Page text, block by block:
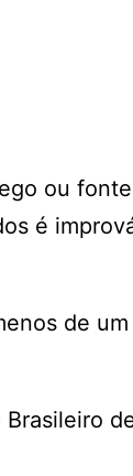
ou
é
de um